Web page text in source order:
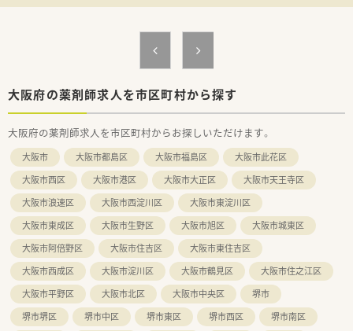
大阪府の薬剤師求人を市区町村から探す
大阪府の薬剤師求人を市区町村からお探しいただけます。
大阪市 大阪市都島区 大阪市福島区
大阪市此花区
大阪市西区
大阪市港区 大阪市大正区
大阪市天王寺区
大阪市浪速区
大阪市西淀川区
大阪市東淀川区
大阪市東成区
大阪市生野区 大阪市旭区
大阪市城東区
大阪市阿倍野区
大阪市住吉区
大阪市東住吉区
大阪市西成区
大阪市淀川区 大阪市鶴見区
大阪市住之江区
大阪市平野区
大阪市北区 大阪市中央区
堺市
堺市堺区
堺市中区 堺市東区 堺市西区
堺市南区